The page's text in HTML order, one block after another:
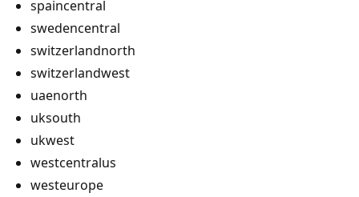
spaincentral
swedencentral
switzerlandnorth
switzerlandwest
uaenorth
uksouth
ukwest
westcentralus
westeurope